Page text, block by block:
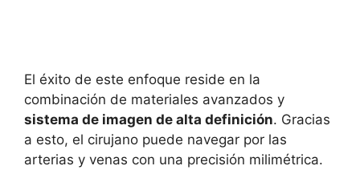
El éxito de este enfoque reside en la
combinación de materiales avanzados y
sistema de imagen de alta definición. Gracias
a esto, el cirujano puede navegar por las
arterias y venas con una precisión milimétrica.